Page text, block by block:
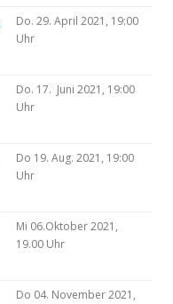
Do. 29. April 2021, 19:00
Uhr
Do. 17. Juni 2021, 19:00
Uhr
Do 19. Aug. 2021, 19:00
Uhr
Mi 06.Oktober 2021,
19.00 Uhr
Do 04. November 2021,